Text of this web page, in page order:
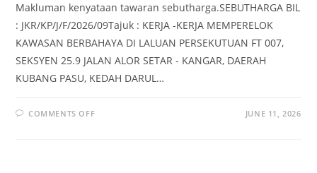
Makluman kenyataan tawaran sebutharga.SEBUTHARGA BIL
: JKR/KP/J/F/2026/09Tajuk : KERJA -KERJA MEMPERELOK
KAWASAN BERBAHAYA DI LALUAN PERSEKUTUAN FT 007,
SEKSYEN 25.9 JALAN ALOR SETAR - KANGAR, DAERAH
KUBANG PASU, KEDAH DARUL…
COMMENTS OFF JUNE 11, 2026